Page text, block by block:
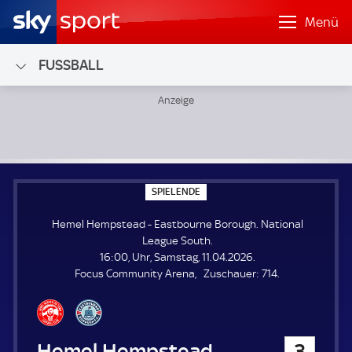
Menü
FUSSBALL
SPIELENDE
P
E
E
N
D
E
Hemel Hempstead - Eastbourne Borough. National
League South.
16:00, Uhr, Samstag, 11.04.2026.
Focus Community Arena
Zuschauer: Z
714.